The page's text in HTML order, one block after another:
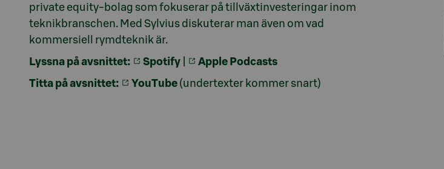
private equity-bolag som fokuserar på tillväxtinvesteringar inom
teknikbranschen. Med Sylvius diskuterar man även om vad
kommersiell rymdteknik är.
Lyssna på avsnittet:
Spotify
Apple Podcasts
Titta på avsnittet:
YouTube (undertexter kommer snart)